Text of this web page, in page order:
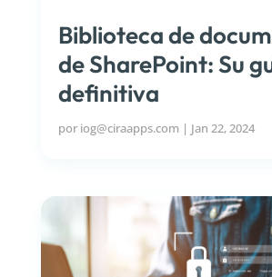
Biblioteca de
de SharePoint: Su
definitiva
por iog@ciraapps.com | Jan 22, 2024